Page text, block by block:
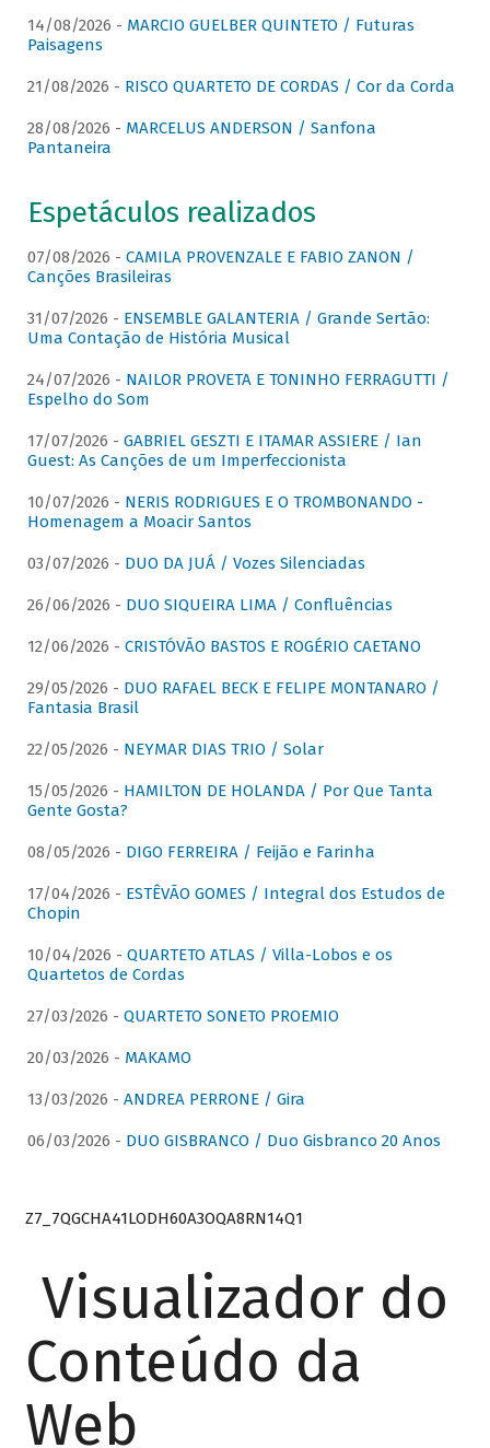
14/08/2026 - MARCIO GUELBER QUINTETO / Futuras
Paisagens
21/08/2026 - RISCO QUARTETO DE CORDAS / Cor da Corda
28/08/2026 - MARCELUS ANDERSON / Sanfona
Pantaneira
Espetáculos realizados
07/08/2026 - CAMILA PROVENZALE E FABIO ZANON /
Canções Brasileiras
31/07/2026 - ENSEMBLE GALANTERIA / Grande Sertão:
Uma Contação de História Musical
24/07/2026 - NAILOR PROVETA E TONINHO FERRAGUTTI /
Espelho do Som
17/07/2026 - GABRIEL GESZTI E ITAMAR ASSIERE / Ian
Guest: As Canções de um Imperfeccionista
10/07/2026 - NERIS RODRIGUES E O TROMBONANDO -
Homenagem a Moacir Santos
03/07/2026 - DUO DA JUÁ / Vozes Silenciadas
26/06/2026 - DUO SIQUEIRA LIMA / Confluências
12/06/2026 - CRISTÓVÃO BASTOS E ROGÉRIO CAETANO
29/05/2026 - DUO RAFAEL BECK E FELIPE MONTANARO /
Fantasia Brasil
22/05/2026 - NEYMAR DIAS TRIO / Solar
15/05/2026 - HAMILTON DE HOLANDA / Por Que Tanta
Gente Gosta?
08/05/2026 - DIGO FERREIRA / Feijão e Farinha
17/04/2026 - ESTÊVÃO GOMES / Integral dos Estudos de
Chopin
10/04/2026 - QUARTETO ATLAS / Villa-Lobos e os
Quartetos de Cordas
27/03/2026 - QUARTETO SONETO PROEMIO
20/03/2026 - MAKAMO
13/03/2026 - ANDREA PERRONE / Gira
06/03/2026 - DUO GISBRANCO / Duo Gisbranco 20 Anos
Z7_7QGCHA41LODH60A3OQA8RN14Q1
Visualizador do
Conteúdo da
Web